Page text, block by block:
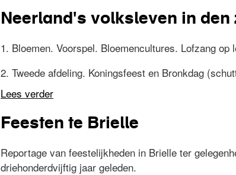
Neerland's volksleven in den
1. Bloemen. Voorspel. Bloemencultures. Lofzang op
2. Tweede afdeling. Koningsfeest en Bronkdag
Lees verder
Feesten te Brielle
Reportage van feestelijkheden in Brielle ter
driehonderdvijftig jaar geleden.